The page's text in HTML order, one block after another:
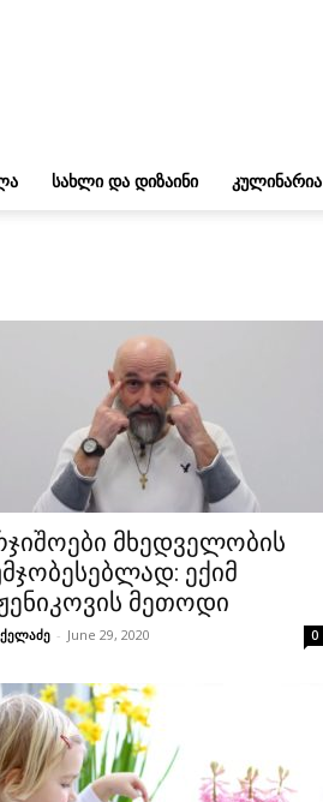
ᲡᲐᲮᲚᲘ ᲓᲐ ᲓᲘᲖᲐᲘᲜᲘ ᲙᲣᲚᲘᲜᲐᲠᲘᲐ
მხედველობის
ექიმ
მეთოდი
- June 29, 2020 0